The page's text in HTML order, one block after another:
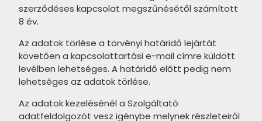
TUBADZIN Terraform termékcsalád
TUBADZIN Organic Matt
termékcsalád
TUBADZIN Unit Plus termékcsalád
TUBADZIN Serenity termékcsalád
CERSANIT Pure Wood termékcsalád
CERSANIT Huston termékcsalád
CERSANIT Charm termékcsalád
TILEZZA Bidisar termékcsalád
szerződéses kapcsolat megszűnésétől számított
8 év.
Az adatok törlése a törvényi határidő lejártát
követően a kapcsolattartási e-mail címre küldött
levélben lehetséges. A határidő előtt pedig nem
lehetséges az adatok törlése.
Az adatok kezelésénél a Szolgáltató
adatfeldolgozót vesz igénybe melynek részleteiről